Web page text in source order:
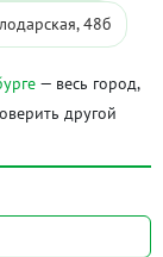
48б
— весь город,
другой